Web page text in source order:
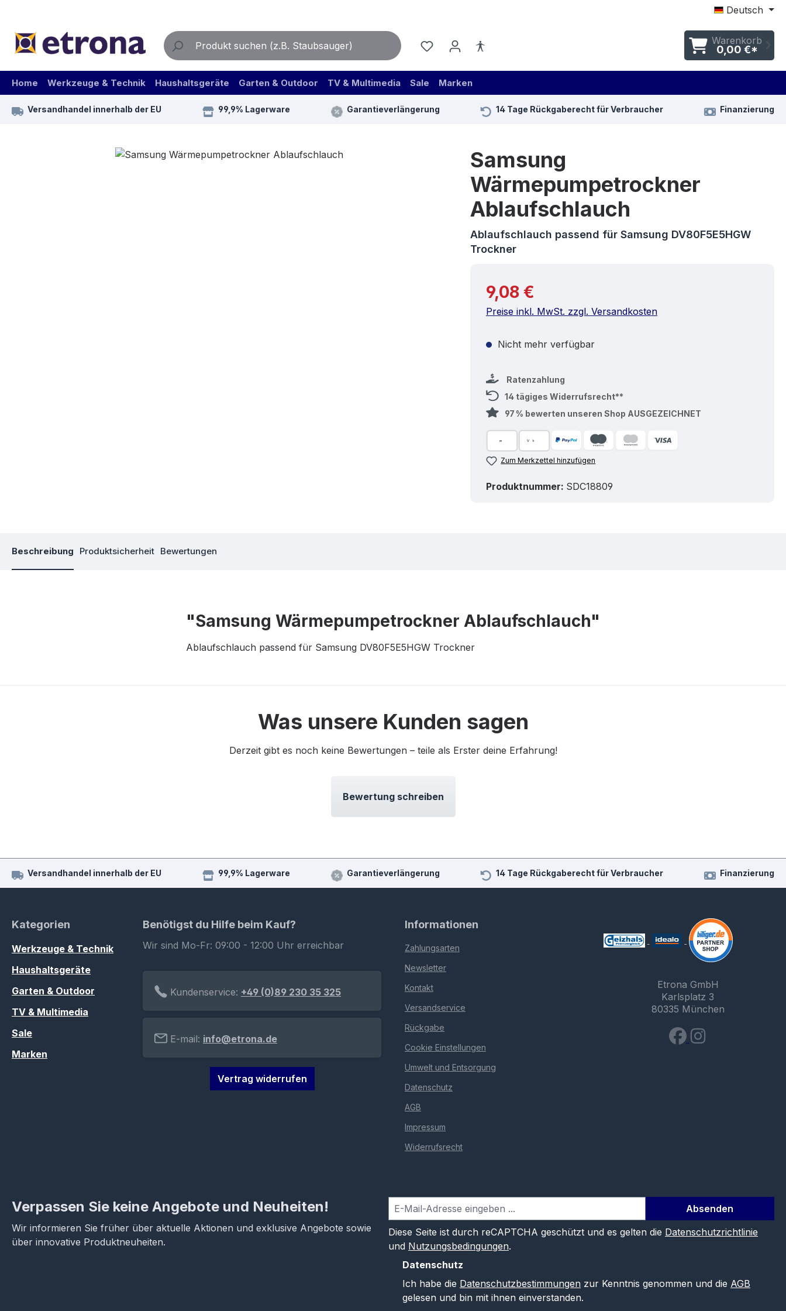
Deutsch
Warenkorb
0,00 €*
Home Werkzeuge & Technik Haushaltsgeräte Garten & Outdoor TV & Multimedia Sale Marken
Versandhandel innerhalb der EU 99,9% Lagerware Garantieverlängerung 14 Tage Rückgaberecht für Verbraucher Finanzierung
Bildergalerie überspringen
Samsung
Wärmepumpetrockner
Ablaufschlauch
Ablaufschlauch passend für Samsung DV80F5E5HGW
Trockner
Regulärer Preis:
9,08 €
Preise inkl. MwSt. zzgl. Versandkosten
Nicht mehr verfügbar
Ratenzahlung
14 tägiges Widerrufsrecht**
97 % bewerten unseren Shop AUSGEZEICHNET
Zum Merkzettel hinzufügen
Produktnummer: SDC18809
Beschreibung Produktsicherheit Bewertungen
"Samsung Wärmepumpetrockner Ablaufschlauch"
Ablaufschlauch passend für Samsung DV80F5E5HGW Trockner
Was unsere Kunden sagen
Derzeit gibt es noch keine Bewertungen – teile als Erster deine Erfahrung!
Bewertung schreiben
Versandhandel innerhalb der EU 99,9% Lagerware Garantieverlängerung 14 Tage Rückgaberecht für Verbraucher Finanzierung
Kategorien
Werkzeuge & Technik
Haushaltsgeräte
Garten & Outdoor
TV & Multimedia
Sale
Marken
Benötigst du Hilfe beim Kauf?
Wir sind Mo-Fr: 09:00 - 12:00 Uhr erreichbar
Kundenservice: +49 (0)89 230 35 325
E-mail: info@etrona.de
Vertrag widerrufen
Informationen
Zahlungsarten
Newsletter
Kontakt
Versandservice
Rückgabe
Cookie Einstellungen
Umwelt und Entsorgung
Datenschutz
AGB
Impressum
Widerrufsrecht
Etrona GmbH
Karlsplatz 3
80335 München
Verpassen Sie keine Angebote und Neuheiten!
Wir informieren Sie früher über aktuelle Aktionen und exklusive Angebote sowie
über innovative Produktneuheiten.
Absenden
Diese Seite ist durch reCAPTCHA geschützt und es gelten die Datenschutzrichtlinie
und Nutzungsbedingungen.
Datenschutz
Ich habe die Datenschutzbestimmungenzur Kenntnis genommen und die AGB
gelesen und bin mit ihnen einverstanden.